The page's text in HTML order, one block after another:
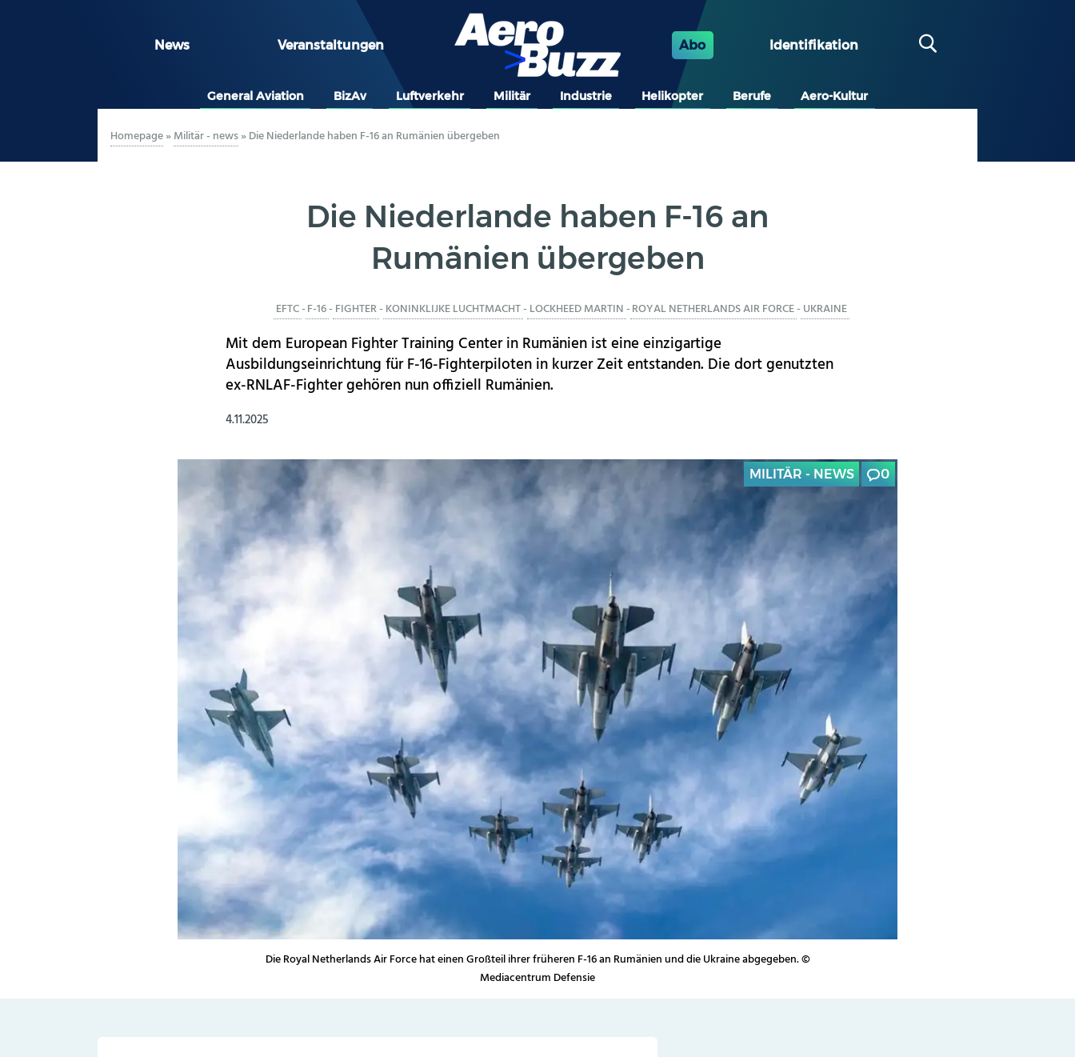
News Veranstaltungen Abo Identifikation
General Aviation BizAv Luftverkehr Militär Industrie Helikopter Berufe Aero-Kultur
Homepage»Militär - news»Die Niederlande haben F-16 an Rumänien übergeben
Die Niederlande haben F-16 an
Rumänien übergeben
EFTC-F-16- FIGHTER- KONINKLIJKE LUCHTMACHT- LOCKHEED MARTIN-ROYAL NETHERLANDS AIR FORCE- UKRAINE
Mit dem European Fighter Training Center in Rumänien ist eine einzigartige
Ausbildungseinrichtung für F-16-Fighterpiloten in kurzer Zeit entstanden. Die dort genutzten
ex-RNLAF-Fighter gehören nun offiziell Rumänien.
4.11.2025
MILITÄR - NEWS 0
Die Royal Netherlands Air Force hat einen Großteil ihrer früheren F-16 an Rumänien und die Ukraine abgegeben. ©
Mediacentrum Defensie